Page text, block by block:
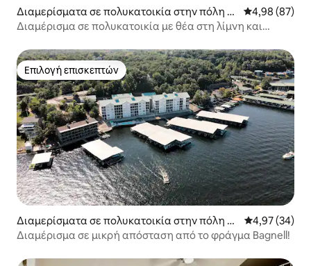
Διαμερίσματα σε πολυκατοικία στην πόλη Vil
lage of Four Seasons
Μέση
4,98 (87)
Διαμέρισμα σε πολυκατοικία με θέα στη λίμνη και
Επιλογή επισκεπτών
Επιλογή επισκεπτών
Διαμερίσματα σε πολυκατοικία στην πόλη La
ke Ozark
Μέση
4,97 (34)
Διαμέρισμα σε μικρή απόσταση από το φράγμα Bagnell!